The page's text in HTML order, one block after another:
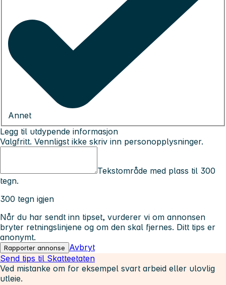
Annet
Legg til utdypende informasjon
Valgfritt. Vennligst ikke skriv inn personopplysninger.
Tekstområde med plass til 300
tegn.
300 tegn igjen
Når du har sendt inn tipset, vurderer vi om annonsen
bryter retningslinjene og om den skal fjernes. Ditt tips er
anonymt.
Rapporter annonse
Avbryt
Send tips til Skatteetaten
Ved mistanke om for eksempel svart arbeid eller ulovlig
utleie.